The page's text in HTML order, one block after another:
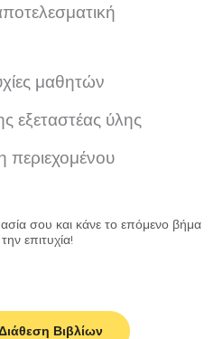
μαθητών
εξεταστέας ύλης
σου και κάνε το επόμενο βήμα
επιτυχία!
Βιβλίων